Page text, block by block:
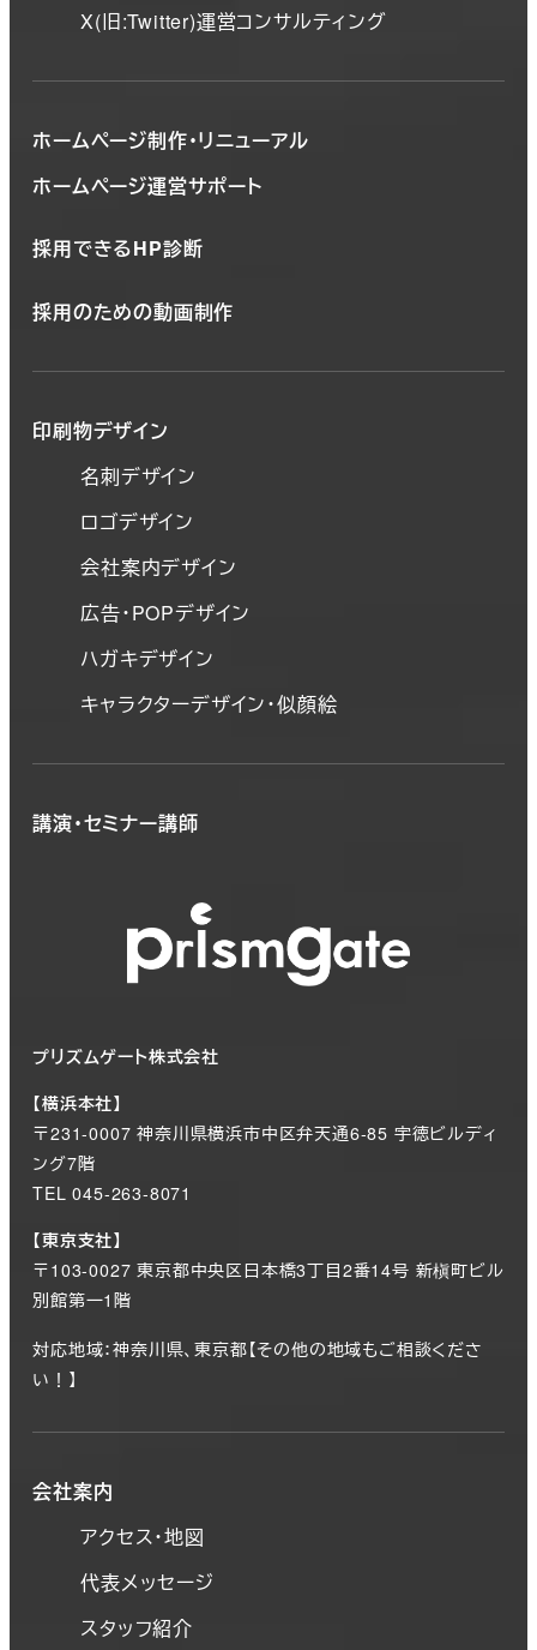
X(旧:Twitter)運営コンサルティング
ホームページ制作・リニューアル
ホームページ運営サポート
採用できるHP診断
採用のための動画制作
印刷物デザイン
名刺デザイン
ロゴデザイン
会社案内デザイン
広告・POPデザイン
ハガキデザイン
キャラクターデザイン・似顔絵
講演・セミナー講師
プリズムゲート株式会社
【横浜本社】
〒231-0007 神奈川県横浜市中区弁天通6-85 宇徳ビルディ
ング7階
TEL 045-263-8071
【東京支社】
〒103-0027 東京都中央区日本橋3丁目2番14号 新槇町ビル
別館第一1階
対応地域：神奈川県、東京都【その他の地域もご相談くださ
い！】
会社案内
アクセス・地図
代表メッセージ
スタッフ紹介